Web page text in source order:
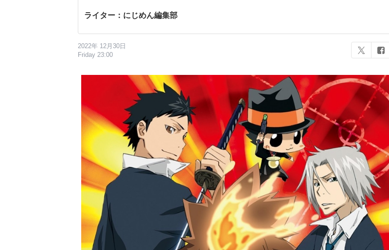
ライター：にじめん編集部
2022年 12月30日
Friday 23:00